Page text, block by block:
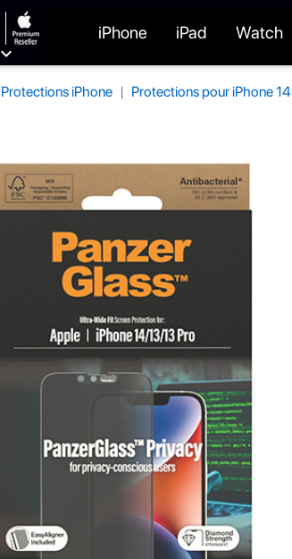

iPhone iPad Watch
Protections iPhone Protections pour iPhone 14